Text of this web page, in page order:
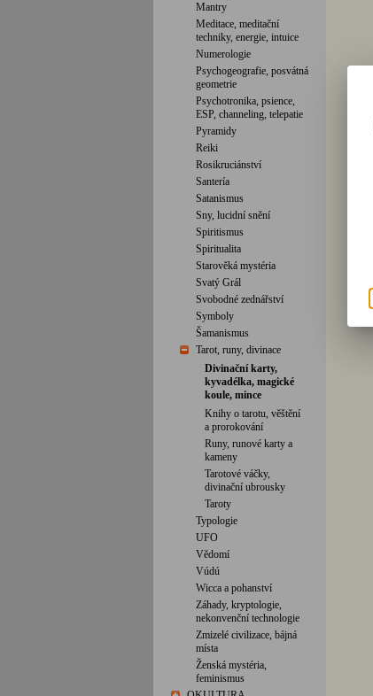
Mantry
Meditace, meditační
techniky, energie, intuice
Numerologie
Psychogeografie, posvátná
geometrie
Psychotronika, psience,
ESP, channeling, telepatie
Pyramidy
Reiki
Rosikruciánství
Santería
Satanismus
Sny, lucidní snění
Spiritismus
Spiritualita
Starověká mystéria
Svatý Grál
Svobodné zednářství
Symboly
Šamanismus
Tarot, runy, divinace
Divinační karty,
kyvadélka, magické
koule, mince
Knihy o tarotu, věštění
a prorokování
Runy, runové karty a
kameny
Tarotové váčky,
divinační ubrousky
Taroty
Typologie
UFO
Vědomí
Vúdú
Wicca a pohanství
Záhady, kryptologie,
nekonvenční technologie
Zmizelé civilizace, bájná
místa
Ženská mystéria,
feminismus